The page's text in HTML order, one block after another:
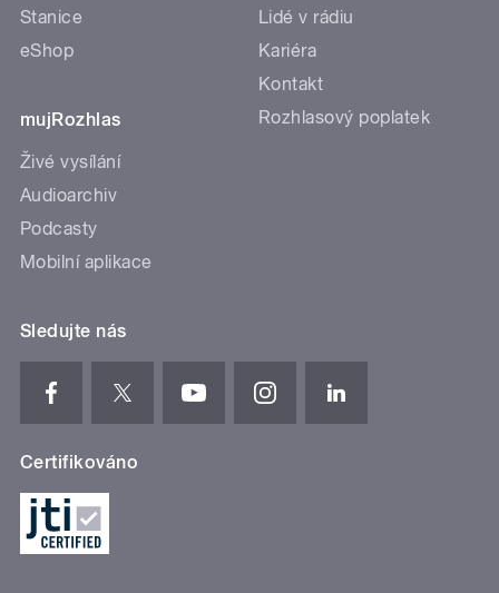
Stanice
eShop
mujRozhlas
Živé vysílání
Audioarchiv
Podcasty
Mobilní aplikace
Lidé v rádiu
Kariéra
Kontakt
Rozhlasový poplatek
Sledujte nás
Certifikováno